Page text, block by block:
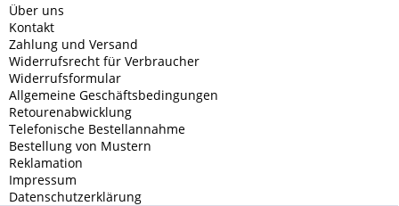
Über uns
Kontakt
Zahlung und Versand
Widerrufsrecht für Verbraucher
Widerrufsformular
Allgemeine Geschäftsbedingungen
Retourenabwicklung
Telefonische Bestellannahme
Bestellung von Mustern
Reklamation
Impressum
Datenschutzerklärung